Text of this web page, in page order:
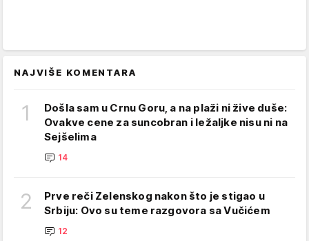
NAJVIŠE KOMENTARA
1
Došla sam u Crnu Goru, a na plaži ni žive duše:
Ovakve cene za suncobran i ležaljke nisu ni na
Sejšelima
14
2
Prve reči Zelenskog nakon što je stigao u
Srbiju: Ovo su teme razgovora sa Vučićem
12